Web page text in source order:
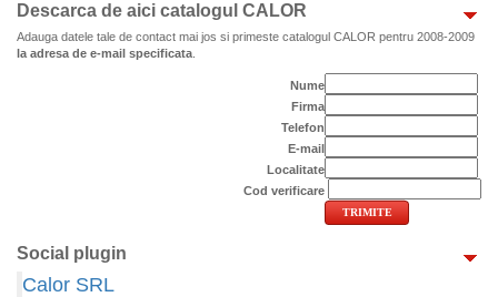
Descarca de aici catalogul CALOR
Adauga datele tale de contact mai jos si primeste catalogul CALOR pentru 2008-2009
la adresa de e-mail specificata
Nume
Firma
Telefon
E-mail
Localitate
Cod verificare
Social plugin
Calor SRL